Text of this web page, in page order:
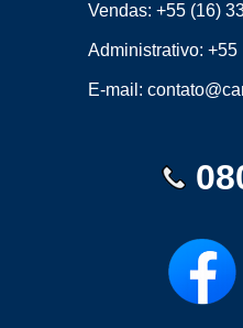
Vendas:+55 (16)
Administrativo:+55
E-mail: